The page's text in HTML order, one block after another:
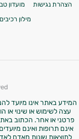
הצהרת נגישות
מועדון
מילון רכיבים
המידע באתר אינו מיועד
עצה לשימוש או שינוי או
פרטני או אחר. הכתוב
אינם תרופות ואינם
לתוצאות שונות מאדם